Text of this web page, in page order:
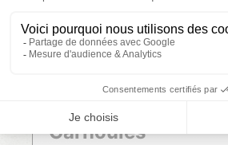
Carnoules